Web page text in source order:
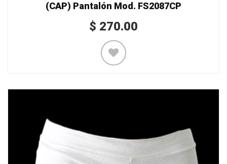
(CAP) Pantalón Mod. FS2087CP
$ 270.00